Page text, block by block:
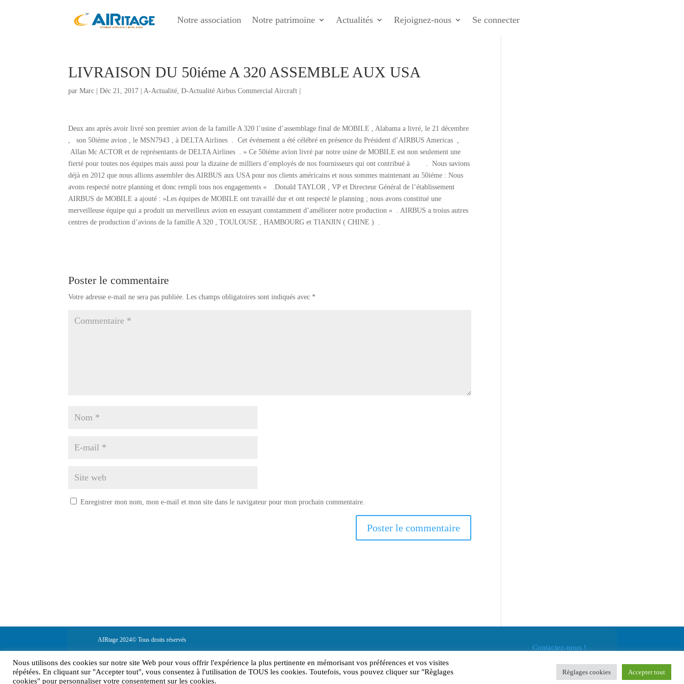
Notre association Notre patrimoine Actualités Rejoignez-nous Se connecter
LIVRAISON DU 50iéme A 320 ASSEMBLE AUX USA
parMarc |Déc 21, 2017 |A-Actualité,D-Actualité Airbus Commercial Aircraft
Deux ans après avoir livré son premier avion de la famille A 320 l’usine d’assemblage final de MOBILE , Alabama a livré, le 21 décembre
, son 50iéme avion , le MSN7943 , à DELTA Airlines . Cet événement a été célébré en présence du Président d’AIRBUS Americas ,
Allan Mc ACTOR et de représentants de DELTA Airlines . » Ce 50iéme avion livré par notre usine de MOBILE est non seulement une
fierté pour toutes nos équipes mais aussi pour la dizaine de milliers d’employés de nos fournisseurs qui ont contribué à . Nous savions
déjà en 2012 que nous allions assembler des AIRBUS aux USA pour nos clients américains et nous sommes maintenant au 50iéme : Nous
avons respecté notre planning et donc rempli tous nos engagements « .Donald TAYLOR , VP et Directeur Général de l’établissement
AIRBUS de MOBILE a ajouté : »Les équipes de MOBILE ont travaillé dur et ont respecté le planning ; nous avons constitué une
merveilleuse équipe qui a produit un merveilleux avion en essayant constamment d’améliorer notre production « . AIRBUS a troius autres
centres de production d’avions de la famille A 320 , TOULOUSE , HAMBOURG et TIANJIN ( CHINE ) .
Poster le commentaire
Votre adresse e-mail ne sera pas publiée. Les champs obligatoires sont indiqués avec *
Enregistrer mon nom, mon e-mail et mon site dans le navigateur pour mon prochain commentaire.
AIRtage 2024© Tous droits réservés
Contactez-nous !
Nous utilisons des cookies sur notre site Web pour vous offrir l'expérience la plus pertinente en mémorisant vos préférences et vos visites
répétées. En cliquant sur "Accepter tout", vous consentez à l'utilisation de TOUS les cookies. Toutefois, vous pouvez cliquer sur "Règlages
cookies" pour personnaliser votre consentement sur les cookies.
Règlages cookies Accepter tout